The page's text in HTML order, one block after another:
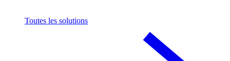
Toutes les solutions